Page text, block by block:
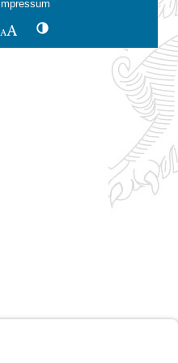
Impressum
SchriftgrößeKontrastwechsel